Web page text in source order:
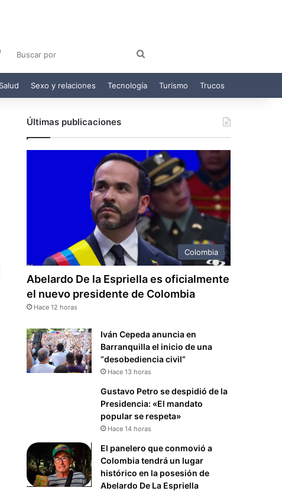
Telegram
por
Salud Sexo y relaciones Tecnología Turismo Trucos
Últimas publicaciones
Colombia
Abelardo De la Espriella es oficialmente
el nuevo presidente de Colombia
Hace 12 horas
Iván Cepeda anuncia en
Barranquilla el inicio de una
“desobediencia civil”
Hace 13 horas
Gustavo Petro se despidió de la
Presidencia: «El mandato
popular se respeta»
Hace 14 horas
El panelero que conmovió a
Colombia tendrá un lugar
histórico en la posesión de
Abelardo De La Espriella